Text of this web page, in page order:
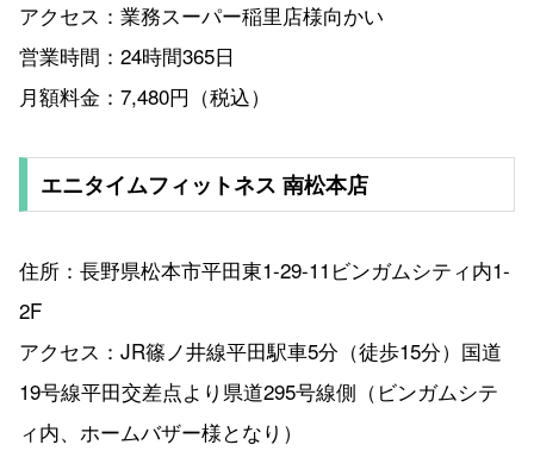
アクセス：業務スーパー稲里店様向かい
営業時間：24時間365日
月額料金：7,480円（税込）
エニタイムフィットネス 南松本店
住所：長野県松本市平田東1-29-11ビンガムシティ内1-
2F
アクセス：JR篠ノ井線平田駅車5分（徒歩15分）国道
19号線平田交差点より県道295号線側（ビンガムシテ
ィ内、ホームバザー様となり）